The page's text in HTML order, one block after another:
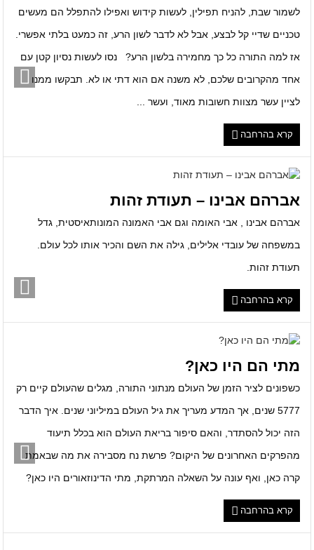
לשמור שבת, להניח תפילין, לעשות קידוש ואפילו להתפלל הם מעשים
טכניים שדיי קל לבצע, אבל לא לדבר לשון הרע, זה כמעט בלתי אפשרי.
אז למה התורה כל כך מחמירה בלשון הרע? נסו לעשות נסיון קטן עם
אחד מהקרובים שלכם, לא משנה אם הוא דתי או לא. תבקשו ממנו
לציין עשר מצוות חשובות מאוד, ועשר ...
קרא בהרחבה
אברהם אבינו – תעודת זהות
אברהם אבינו , אבי האומה וגם אבי האמונה המונותאיסטית, גדל
במשפחה של עובדי אלילים, גילה את השם והכיר אותו לכל עולם.
תעודת זהות.
קרא בהרחבה
מתי הם היו כאן?
כשפונים לציר הזמן של העולם מנתוני התורה, מגלים שהעולם קיים רק
5777 שנים, אך המדע מעריך את גיל העולם במיליוני שנים. איך הדבר
הזה יכול להסתדר, והאם סיפור בריאת העולם הוא בכלל תיעוד
מהפרקים האחרונים של היקום? פרשת נח מסבירה את מה שבאמת
קרה כאן, ואף עונה על השאלה המרתקת, מתי הדינוזאורים היו כאן?
קרא בהרחבה